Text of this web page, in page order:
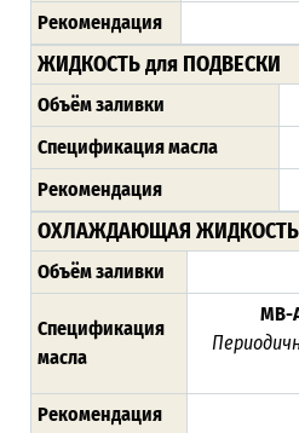
Рекомендация
ЖИДКОСТЬ для ПОДВЕСКИ
Объём заливки
Спецификация масла
Рекомендация
ОХЛАЖДАЮЩАЯ ЖИДКОСТЬ
Объём заливки
Спецификация
масла
MB-
Рекомендация